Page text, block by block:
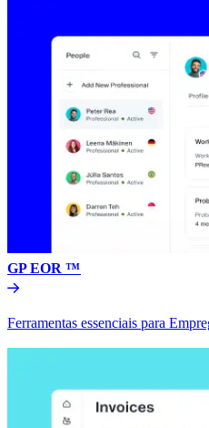
GP EOR ™​​
Ferramentas essenciais para